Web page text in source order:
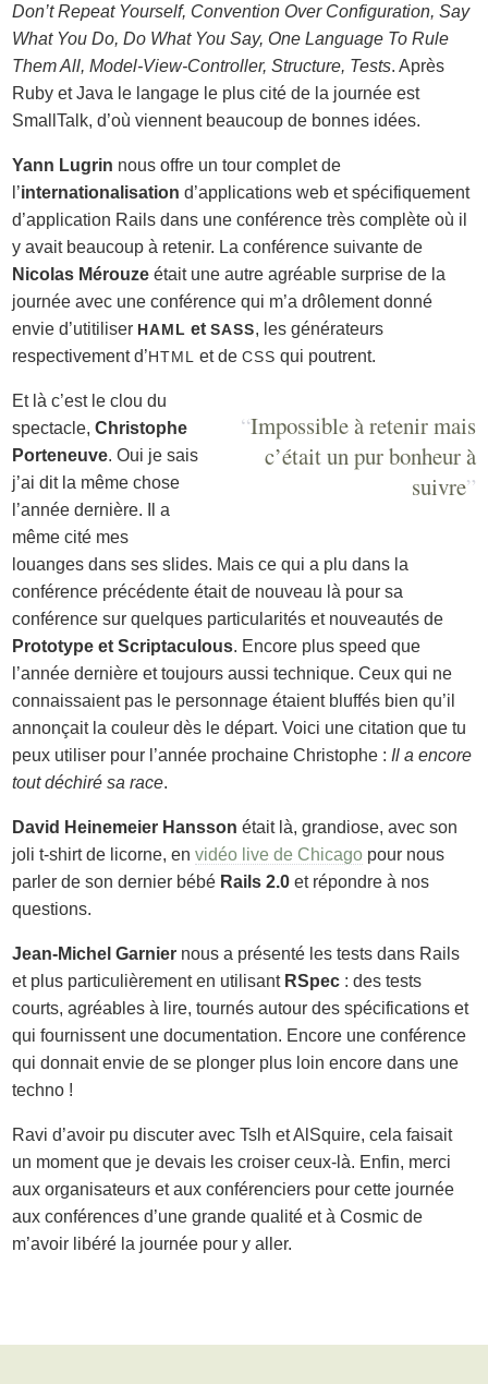
Don’t Repeat Yourself, Convention Over Configuration, Say
What You Do, Do What You Say, One Language To Rule
Them All, Model-View-Controller, Structure, Tests. Après
Ruby et Java le langage le plus cité de la journée est
SmallTalk, d’où viennent beaucoup de bonnes idées.
Yann Lugrin nous offre un tour complet de
l’internationalisation d’applications web et spécifiquement
d’application Rails dans une conférence très complète où il
y avait beaucoup à retenir. La conférence suivante de
Nicolas Mérouze était une autre agréable surprise de la
journée avec une conférence qui m’a drôlement donné
envie d’utitiliser HAML etSASS, les générateurs
respectivement d’HTML et deCSS qui poutrent.
“Impossible à retenir mais
c’était un pur bonheur à
suivre”
Et là c’est le clou du
spectacle,Christophe
Porteneuve. Oui je sais
j’ai dit la même chose
l’année dernière. Il a
même cité mes
louanges dans ses slides. Mais ce qui a plu dans la
conférence précédente était de nouveau là pour sa
conférence sur quelques particularités et nouveautés de
Prototype et Scriptaculous. Encore plus speed que
l’année dernière et toujours aussi technique. Ceux qui ne
connaissaient pas le personnage étaient bluffés bien qu’il
annonçait la couleur dès le départ. Voici une citation que tu
peux utiliser pour l’année prochaine Christophe : Il a encore
tout déchiré sa race.
David Heinemeier Hansson était là, grandiose, avec son
joli t-shirt de licorne, envidéo live de Chicago pour nous
parler de son dernier bébé Rails 2.0 et répondre à nos
questions.
Jean-Michel Garnier nous a présenté les tests dans Rails
et plus particulièrement en utilisant RSpec : des tests
courts, agréables à lire, tournés autour des spécifications et
qui fournissent une documentation. Encore une conférence
qui donnait envie de se plonger plus loin encore dans une
techno !
Ravi d’avoir pu discuter avec Tslh et AlSquire, cela faisait
un moment que je devais les croiser ceux-là. Enfin, merci
aux organisateurs et aux conférenciers pour cette journée
aux conférences d’une grande qualité et à Cosmic de
m’avoir libéré la journée pour y aller.